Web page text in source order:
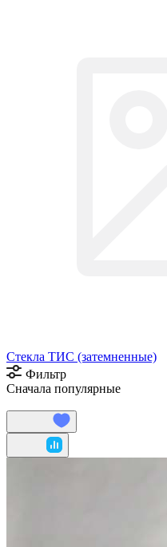
Стекла ТИС (затемненные)
Фильтр
Сначала популярные